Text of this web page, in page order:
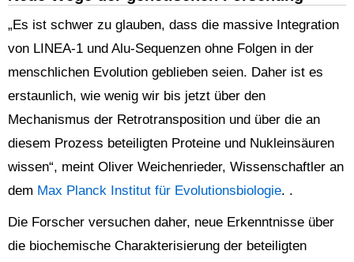
„Es ist schwer zu glauben, dass die massive Integration
von LINEA-1 und Alu-Sequenzen ohne Folgen in der
menschlichen Evolution geblieben seien. Daher ist es
erstaunlich, wie wenig wir bis jetzt über den
Mechanismus der Retrotransposition und über die an
diesem Prozess beteiligten Proteine und Nukleinsäuren
wissen“, meint Oliver Weichenrieder, Wissenschaftler an
dem Max Planck Institut für Evolutionsbiologie. .
Die Forscher versuchen daher, neue Erkenntnisse über
die biochemische Charakterisierung der beteiligten